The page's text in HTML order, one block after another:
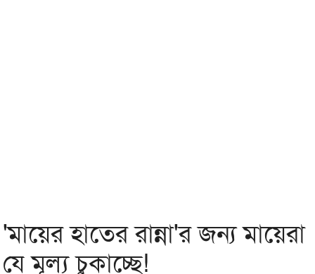
'মায়ের হাতের রান্না'র জন্য মায়েরা
যে মূল্য চুকাচ্ছে!